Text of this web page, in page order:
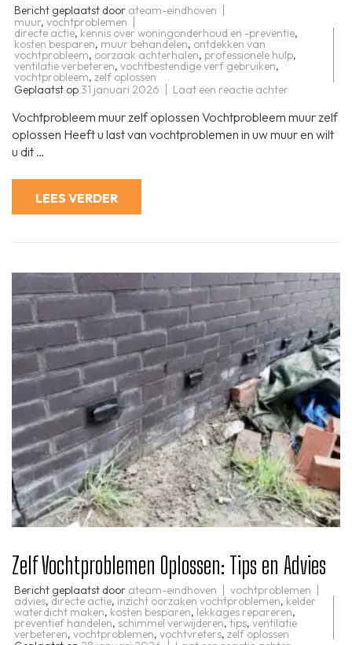
Bericht geplaatst door ateam-eindhoven
muur, vochtproblemen
directe actie, kennis over woningonderhoud en -preventie,
kosten besparen, muur behandelen, ontdekken van
vochtprobleem, oorzaak achterhalen, professionele hulp,
ventilatie verbeteren, vochtbestendige verf gebruiken,
vochtprobleem, zelf oplossen
Geplaatst op31 januari 2026 Laat een reactie achter
zelf
een
Vochtprobleem muur zelf oplossen Vochtprobleem muur zelf
oplossen Heeft u last van vochtproblemen in uw muur en wilt
u dit …
LEES VERDER
Zelf Vochtproblemen Oplossen: Tips en Advies
Bericht geplaatst door ateam-eindhoven vochtproblemen
advies, directe actie, inzicht oorzaken vochtproblemen, kelder
waterdicht maken, kosten besparen, lekkages repareren,
preventief handelen, schimmel verwijderen,tips, ventilatie
verbeteren, vochtproblemen, vochtvreters, zelf oplossen